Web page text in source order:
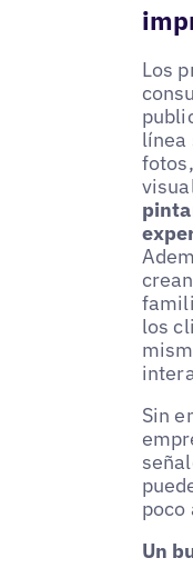
Los
línea
los
Sin
poco
Un